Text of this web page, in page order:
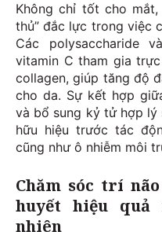
Không chỉ tốt cho
thủ” đắc lực trong việc
Các polysaccharide
vitamin C tham gia
collagen, giúp tăng độ
cho da. Sự kết hợp
và bổ sung kỷ tử hợp lý
hữu hiệu trước tác
cũng như ô nhiễm môi
Chăm sóc trí
huyết hiệu
nhiên